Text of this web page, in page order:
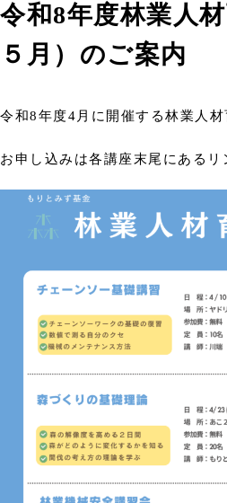
令和8年度林業人材
５月）のご案内
令和8年度4月に開催する林業人材
お申し込みは各講座末尾にあるリ